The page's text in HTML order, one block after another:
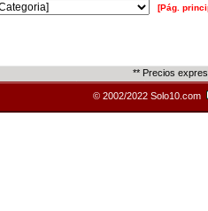
[Pág.
** Precios
© 2002/2022 Solo10.com